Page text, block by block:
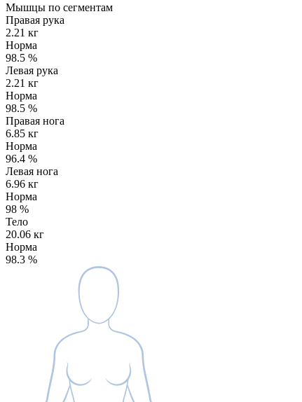
Мышцы по сегментам
Правая рука
2.21 кг
Норма
98.5 %
Левая рука
2.21 кг
Норма
98.5 %
Правая нога
6.85 кг
Норма
96.4 %
Левая нога
6.96 кг
Норма
98 %
Тело
20.06 кг
Норма
98.3 %